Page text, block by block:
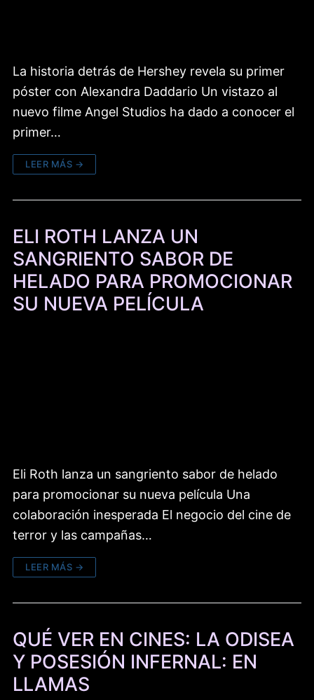
La historia detrás de Hershey revela su primer
póster con Alexandra Daddario Un vistazo al
nuevo filme Angel Studios ha dado a conocer el
primer…
LEER MÁS →
ELI ROTH LANZA UN
SANGRIENTO SABOR DE
HELADO PARA PROMOCIONAR
SU NUEVA PELÍCULA
Eli Roth lanza un sangriento sabor de helado
para promocionar su nueva película Una
colaboración inesperada El negocio del cine de
terror y las campañas…
LEER MÁS →
QUÉ VER EN CINES: LA ODISEA
Y POSESIÓN INFERNAL: EN
LLAMAS